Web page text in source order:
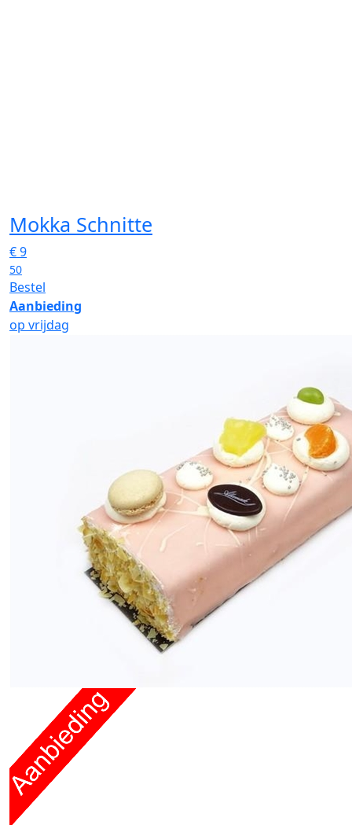
Mokka Schnitte
€9
50
Bestel
Aanbieding
op vrijdag